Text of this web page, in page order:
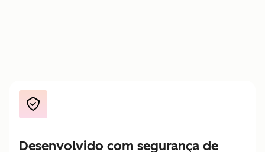
Desenvolvido com segurança de